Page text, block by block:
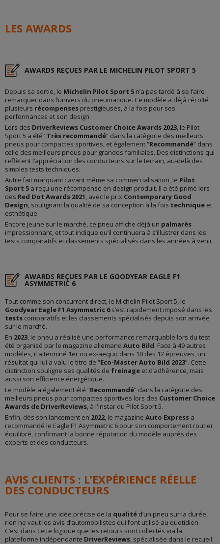
LES AWARDS
AWARDS REÇUES PAR LE MICHELIN PILOT SPORT 5
Depuis sa sortie, le Michelin Pilot Sport 5 n’a pas tardé à se faire
remarquer dans l’univers du pneumatique. Ce modèle a déjà récolté
plusieurs récompenses prestigieuses, à la fois pour ses
performances et son design.
Lors des DriverReviews Customer Choice Awards 2023, le Pilot
Sport 5 a été “Très recommandé” dans la catégorie des meilleurs
pneus pour compactes sportives, et également “Recommandé” dans
celle des meilleurs pneus pour grandes familiales. Des distinctions qui
reflètent l’appréciation des conducteurs sur le terrain, au-delà des
simples tests techniques.
Autre fait marquant : avant même sa commercialisation, le Pilot
Sport 5 a reçu une récompense en design produit. Il a été primé lors
des Red Dot Awards 2021, avec le prix Contemporary Good
Design, soulignant la qualité de sa conception à la fois technique et
esthétique.
Encore jeune sur le marché, ce pneu affiche déjà un palmarès
impressionnant, et tout indique qu’il continuera à s’illustrer dans les
tests comparatifs et classements spécialisés dans les années à venir.
AWARDS REÇUES PAR LE GOODYEAR EAGLE F1
ASYMMETRIC 6
Tout comme son concurrent direct, le Michelin Pilot Sport 5, le
Goodyear Eagle F1 Asymmetric 6s’est rapidement imposé dans les
tests comparatifs et les classements spécialisés depuis son arrivée
sur le marché.
En 2023, le pneu a réalisé une performance remarquable lors du test
été organisé par le magazine allemand Auto Bild. Face à 49 autres
modèles, il a terminé 1er ou ex-aequo dans 10 des 12 épreuves, un
résultat qui lui a valu le titre de “Eco-Master Auto Bild 2023”. Cette
distinction souligne ses qualités de freinage et d’adhérence, mais
aussi son efficience énergétique.
Le modèle a également été “Recommandé” dans la catégorie des
meilleurs pneus pour compactes sportives lors des Customer Choice
Awards de DriverReviews, à l'instar du Pilot Sport 5.
Enfin, dès son lancement en 2022, le magazine Auto Express a
recommandé le Eagle F1 Asymmetric 6 pour son comportement routier
équilibré, confirmant la bonne réputation du modèle auprès des
experts et des conducteurs.
AVIS CLIENTS : L’EXPÉRIENCE RÉELLE
DES CONDUCTEURS
Pour se faire une idée précise de la qualité d’un pneu sur la durée,
rien ne vaut les avis d’automobilistes qui l’ont utilisé au quotidien.
C’est dans cette logique que les retours sont collectés via la
plateforme indépendante DriverReviews, spécialisée dans le recueil